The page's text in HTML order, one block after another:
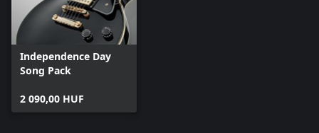
Independence Day
Song Pack
2 090,00 HUF